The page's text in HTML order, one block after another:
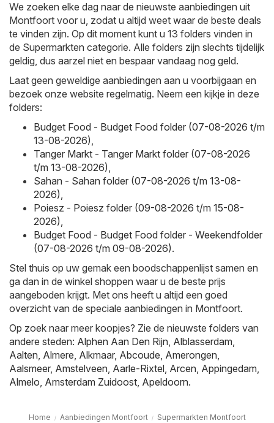
We zoeken elke dag naar de nieuwste aanbiedingen uit
Montfoort voor u, zodat u altijd weet waar de beste deals
te vinden zijn. Op dit moment kunt u 13 folders vinden in
de Supermarkten categorie. Alle folders zijn slechts tijdelijk
geldig, dus aarzel niet en bespaar vandaag nog geld.
Laat geen geweldige aanbiedingen aan u voorbijgaan en
bezoek onze website regelmatig. Neem een kijkje in deze
folders:
Budget Food - Budget Food folder (07-08-2026 t/m
13-08-2026),
Tanger Markt - Tanger Markt folder (07-08-2026
t/m 13-08-2026),
Sahan - Sahan folder (07-08-2026 t/m 13-08-
2026),
Poiesz - Poiesz folder (09-08-2026 t/m 15-08-
2026),
Budget Food - Budget Food folder - Weekendfolder
(07-08-2026 t/m 09-08-2026).
Stel thuis op uw gemak een boodschappenlijst samen en
ga dan in de winkel shoppen waar u de beste prijs
aangeboden krijgt. Met ons heeft u altijd een goed
overzicht van de speciale aanbiedingen in Montfoort.
Op zoek naar meer koopjes? Zie de nieuwste folders van
andere steden: Alphen Aan Den Rijn, Alblasserdam,
Aalten, Almere, Alkmaar, Abcoude, Amerongen,
Aalsmeer, Amstelveen, Aarle-Rixtel, Arcen, Appingedam,
Almelo, Amsterdam Zuidoost, Apeldoorn.
Home Aanbiedingen Montfoort Supermarkten Montfoort